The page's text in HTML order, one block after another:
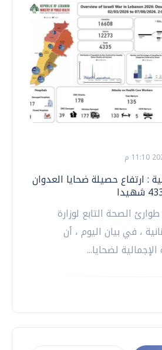
: ارتفاع حصيلة ضحايا العدوان
الصحة التابع لوزارة
، في بيان اليوم ، أن
لضحايا...